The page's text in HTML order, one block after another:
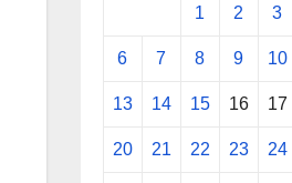
1 2 3
6 7 8 9 10
13 14 15 16 17
20 21 22 23 24